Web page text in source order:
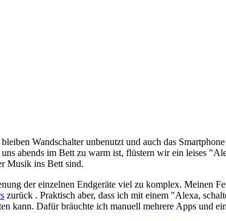
Wandschalter unbenutzt und auch das
abends im Bett zu warm ist, flüstern wir ein leises
Musik ins Bett sind.
der einzelnen Endgeräte viel zu komplex. Meinen
zurück . Praktisch aber, dass ich mit einem "Alexa,
kann. Dafür bräuchte ich manuell mehrere Apps und